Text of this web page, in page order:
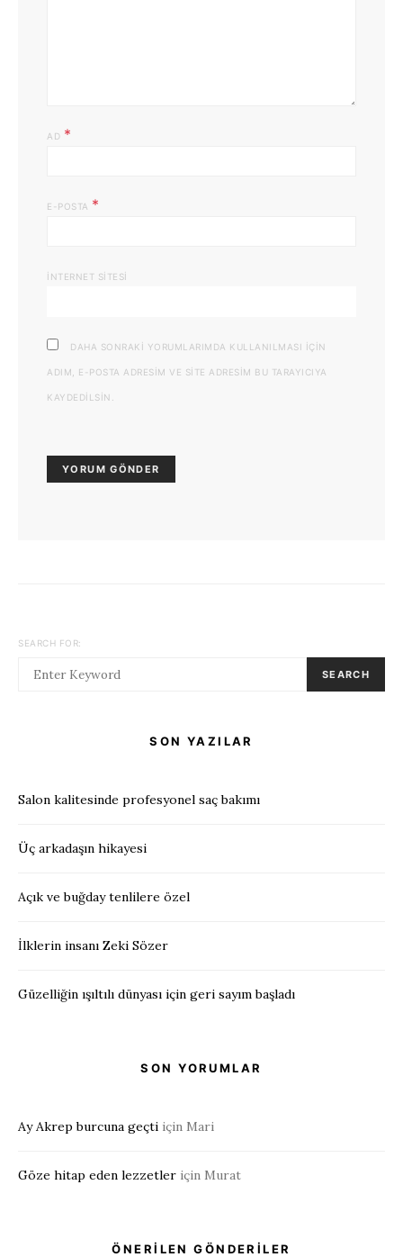
AD *
E-POSTA *
İNTERNET SITESI
DAHA SONRAKI YORUMLARIMDA KULLANILMASI IÇIN
ADIM, E-POSTA ADRESIM VE SITE ADRESIM BU TARAYICIYA
KAYDEDILSIN.
SEARCH FOR:
SEARCH
SON YAZILAR
Salon kalitesinde profesyonel saç bakımı
Üç arkadaşın hikayesi
Açık ve buğday tenlilere özel
İlklerin insanı Zeki Sözer
Güzelliğin ışıltılı dünyası için geri sayım başladı
SON YORUMLAR
Ay Akrep burcuna geçti için Mari
Göze hitap eden lezzetler için Murat
ÖNERİLEN GÖNDERİLER